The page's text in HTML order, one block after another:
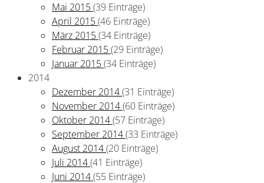
Mai 2015(39 Einträge)
April 2015(46 Einträge)
März 2015(34 Einträge)
Februar 2015(29 Einträge)
Januar 2015(34 Einträge)
2014
Dezember 2014(31 Einträge)
November 2014(60 Einträge)
Oktober 2014(57 Einträge)
September 2014(33 Einträge)
August 2014(20 Einträge)
Juli 2014(41 Einträge)
Juni 2014(55 Einträge)